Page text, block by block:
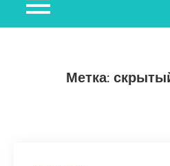
Метка: